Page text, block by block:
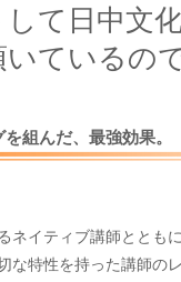
て日中文
ているの
組んだ、最強効果。
ネイティブ講師ととも
な特性を持った講師の